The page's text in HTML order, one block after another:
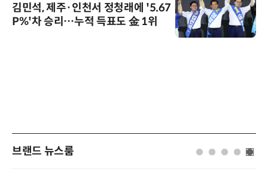
김민석, 제주·인천서 정청래에 '5.67
P%'차 승리…누적 득표도 金 1위
브랜드 뉴스룸